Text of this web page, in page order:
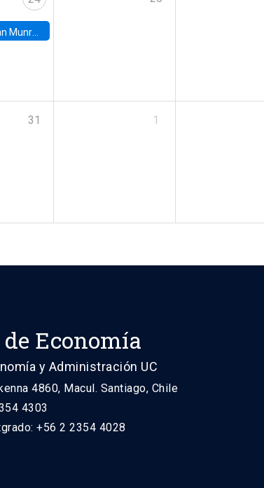
Professor in the Department of Statistics at UC Berkeley
31 1
Economía
y Administración UC
4860, Macul. Santiago, Chile
4303
+56 2 2354 4028